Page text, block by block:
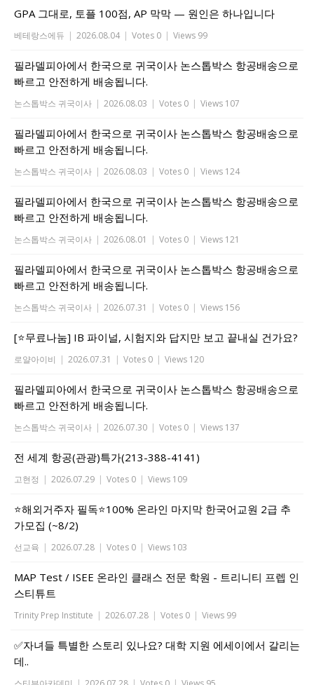
GPA 그대로, 토플 100점, AP 막막 — 원인은 하나입니다
베테랑스에듀 | 2026.08.04 | Votes 0 | Views 99
필라델피아에서 한국으로 귀국이사 논스톱박스 항공배송으로
빠르고 안전하게 배송됩니다.
논스톱박스 귀국이사 | 2026.08.03 | Votes 0 | Views 107
필라델피아에서 한국으로 귀국이사 논스톱박스 항공배송으로
빠르고 안전하게 배송됩니다.
논스톱박스 귀국이사 | 2026.08.03 | Votes 0 | Views 124
필라델피아에서 한국으로 귀국이사 논스톱박스 항공배송으로
빠르고 안전하게 배송됩니다.
논스톱박스 귀국이사 | 2026.08.01 | Votes 0 | Views 121
필라델피아에서 한국으로 귀국이사 논스톱박스 항공배송으로
빠르고 안전하게 배송됩니다.
논스톱박스 귀국이사 | 2026.07.31 | Votes 0 | Views 156
[⭐무료나눔] IB 파이널, 시험지와 답지만 보고 끝내실 건가요?
로얄아이비 | 2026.07.31 | Votes 0 | Views 120
필라델피아에서 한국으로 귀국이사 논스톱박스 항공배송으로
빠르고 안전하게 배송됩니다.
논스톱박스 귀국이사 | 2026.07.30 | Votes 0 | Views 137
전 세계 항공(관광)특가(213-388-4141)
고현정 | 2026.07.29 | Votes 0 | Views 109
⭐해외거주자 필독⭐100% 온라인 마지막 한국어교원 2급 추
가모집 (~8/2)
선교육 | 2026.07.28 | Votes 0 | Views 103
MAP Test / ISEE 온라인 클래스 전문 학원 - 트리니티 프렙 인
스티튜트
Trinity Prep Institute | 2026.07.28 | Votes 0 | Views 99
✅자녀들 특별한 스토리 있나요? 대학 지원 에세이에서 갈리는
데..